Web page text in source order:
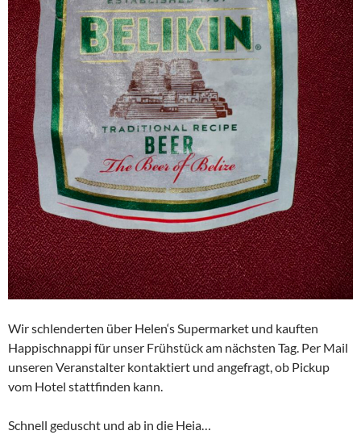
Wir schlenderten über Helen‘s Supermarket und kauften
Happischnappi für unser Frühstück am nächsten Tag. Per Mail
unseren Veranstalter kontaktiert und angefragt, ob Pickup
vom Hotel stattfinden kann.
Schnell geduscht und ab in die Heia…